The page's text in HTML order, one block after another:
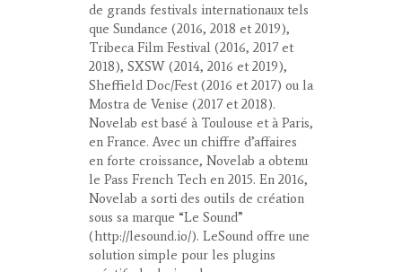
de grands festivals internationaux tels
que Sundance (2016, 2018 et 2019),
Tribeca Film Festival (2016, 2017 et
2018), SXSW (2014, 2016 et 2019),
Sheffield Doc/Fest (2016 et 2017) ou la
Mostra de Venise (2017 et 2018).
Novelab est basé à Toulouse et à Paris,
en France. Avec un chiffre d’affaires
en forte croissance, Novelab a obtenu
le Pass French Tech en 2015. En 2016,
Novelab a sorti des outils de création
sous sa marque “Le Sound”
(http://lesound.io/). LeSound offre une
solution simple pour les plugins